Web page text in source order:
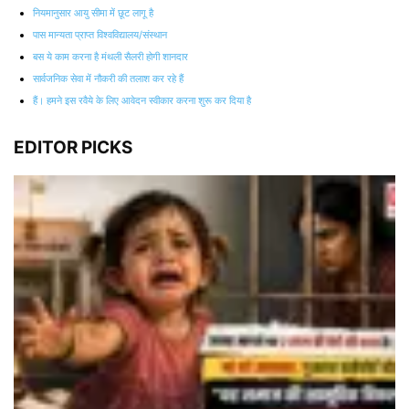
नियमानुसार आयु सीमा में छूट लागू है
पास मान्यता प्राप्त विश्वविद्यालय/संस्थान
बस ये काम करना है मंथली सैलरी होगी शानदार
सार्वजनिक सेवा में नौकरी की तलाश कर रहे हैं
हैं। हमने इस रवैये के लिए आवेदन स्वीकार करना शुरू कर दिया है
EDITOR PICKS